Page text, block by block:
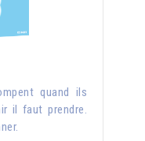
quand ils
il faut prendre.